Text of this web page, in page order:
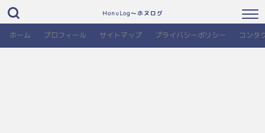
HonuLog～ホヌログ
ホーム プロフィール サイトマップ プライバシーポリシー コンタ